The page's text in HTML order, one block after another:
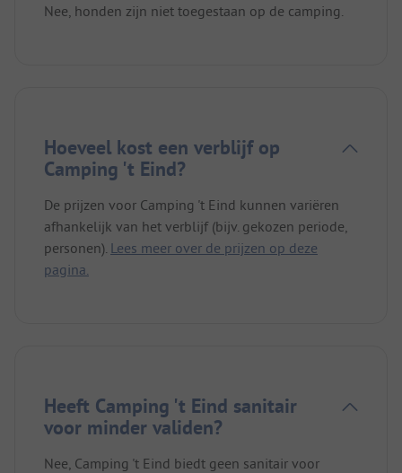
Nee, honden zijn niet toegestaan op de camping.
Hoeveel kost een verblijf op
Camping 't Eind?
De prijzen voor Camping 't Eind kunnen variëren
afhankelijk van het verblijf (bijv. gekozen periode,
personen). Lees meer over de prijzen op deze
pagina.
Heeft Camping 't Eind sanitair
voor minder validen?
Nee, Camping 't Eind biedt geen sanitair voor